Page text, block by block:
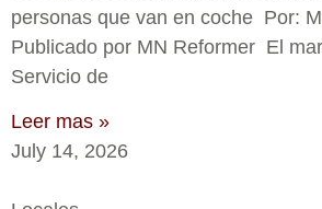
personas que van en coche Por:
Publicado por MN Reformer El
Servicio de
Leer mas »
July 14, 2026